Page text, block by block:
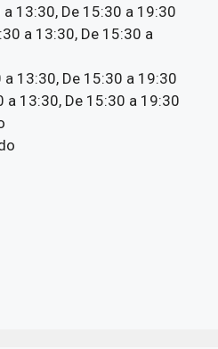
a 13:30, De 15:30 a 19:30
a 13:30, De 15:30 a
a 13:30, De 15:30 a 19:30
a 13:30, De 15:30 a 19:30